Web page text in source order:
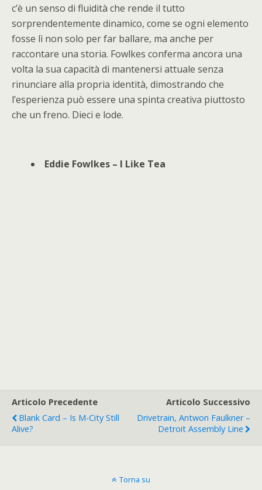
c’è un senso di fluidità che rende il tutto
sorprendentemente dinamico, come se ogni elemento
fosse lì non solo per far ballare, ma anche per
raccontare una storia. Fowlkes conferma ancora una
volta la sua capacità di mantenersi attuale senza
rinunciare alla propria identità, dimostrando che
l’esperienza può essere una spinta creativa piuttosto
che un freno. Dieci e lode.
Eddie Fowlkes – I Like Tea
Articolo Precedente
Blank Card – Is M-City Still
Alive?
Articolo Successivo
Drivetrain, Antwon Faulkner –
Detroit Assembly Line
Torna su